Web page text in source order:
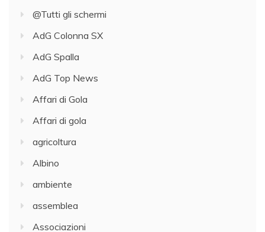
@Tutti gli schermi
AdG Colonna SX
AdG Spalla
AdG Top News
Affari di Gola
Affari di gola
agricoltura
Albino
ambiente
assemblea
Associazioni